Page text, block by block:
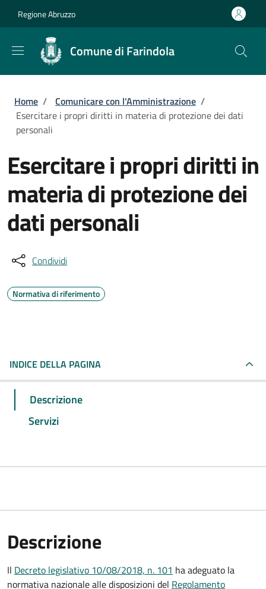
Regione Abruzzo
Comune di Farindola
Briciole di pane
Home / Comunicare con l'Amministrazione /
Esercitare i propri diritti in materia di protezione dei dati
personali
Esercitare i propri diritti in
materia di protezione dei
dati personali
Condividi
Normativa di riferimento
INDICE DELLA PAGINA
Descrizione
Servizi
Descrizione
Il Decreto legislativo 10/08/2018, n. 101 ha adeguato la
normativa nazionale alle disposizioni del Regolamento